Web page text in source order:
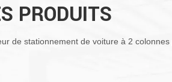
PRODUITS
de stationnement de voiture à 2